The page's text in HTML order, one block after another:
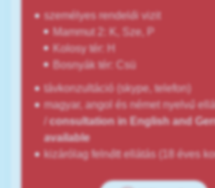
személyes rendelői vizit
Mammut 2: K, Sze, P
Kolosy tér: H
Bosnyák tér: Csü
távkonzultáció (skype, telefon)
magyar, angol és német nyelvű
/consultation in English and
available
kizárólag felnőtt ellátás (18 éves